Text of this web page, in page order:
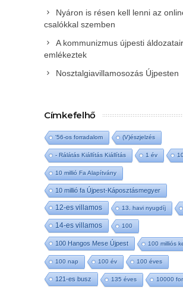
Nyáron is résen kell lenni az
csalókkal szemben
A kommunizmus újpesti
emlékeztek
Nosztalgiavillamosozás Újpesten
Címkefelhő
'56-os forradalom (V)észjelzés
- Rálátás Kiállítás Kiállítás 1 év
10 millió Fa Alapítvány
10 millió fa Újpest-Káposztásmegyer
12-es villamos 13. havi nyugdíj
14-es villamos 100
100 Hangos Mese Újpest 100 milliós
100 nap 100 év 100 éves
121-es busz 135 éves 10000